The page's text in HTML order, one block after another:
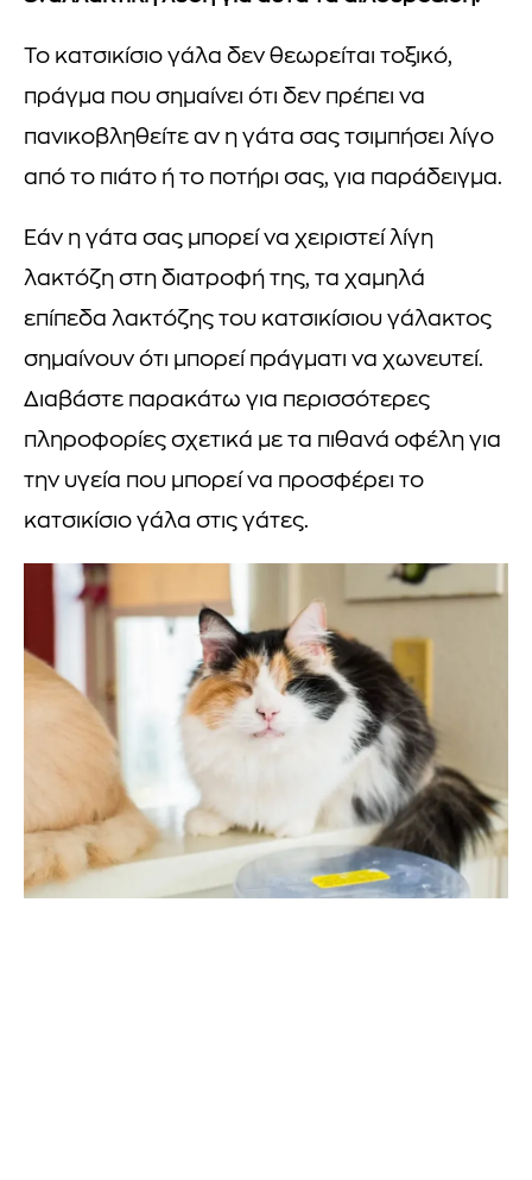
Το κατσικίσιο γάλα δεν θεωρείται τοξικό,
πράγμα που σημαίνει ότι δεν πρέπει να
πανικοβληθείτε αν η γάτα σας τσιμπήσει λίγο
από το πιάτο ή το ποτήρι σας, για παράδειγμα.
Εάν η γάτα σας μπορεί να χειριστεί λίγη
λακτόζη στη διατροφή της, τα χαμηλά
επίπεδα λακτόζης του κατσικίσιου γάλακτος
σημαίνουν ότι μπορεί πράγματι να χωνευτεί.
Διαβάστε παρακάτω για περισσότερες
πληροφορίες σχετικά με τα πιθανά οφέλη για
την υγεία που μπορεί να προσφέρει το
κατσικίσιο γάλα στις γάτες.